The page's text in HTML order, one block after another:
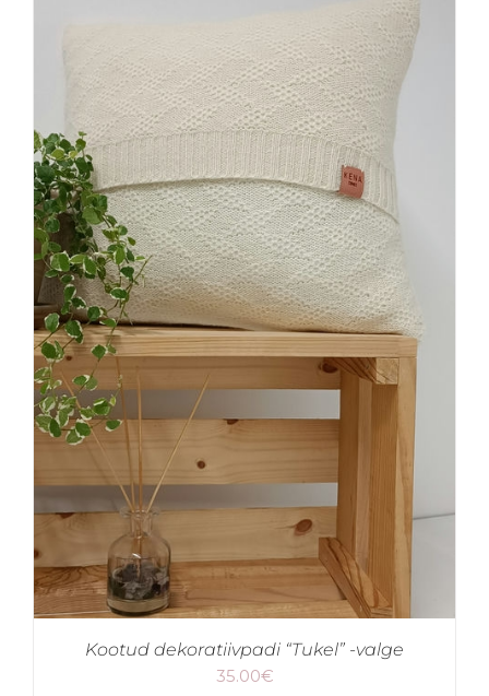
Kootud dekoratiivpadi “Tukel” -valge
35.00€